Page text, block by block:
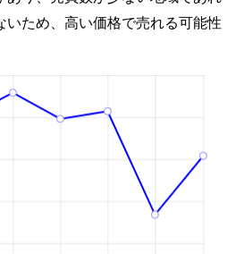
いため、高い価格で売れる可能性